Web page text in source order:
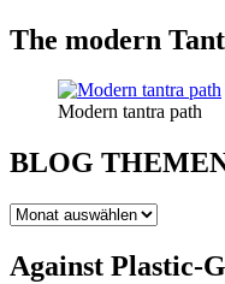
The modern
Modern tantra path
BLOG
BLOG
Against Plastic-